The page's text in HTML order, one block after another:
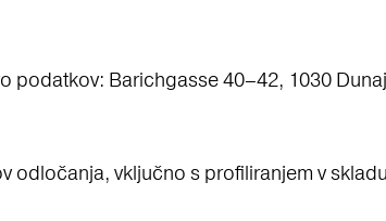
podatkov: Barichgasse 40–42, 1030
vključno s profiliranjem v